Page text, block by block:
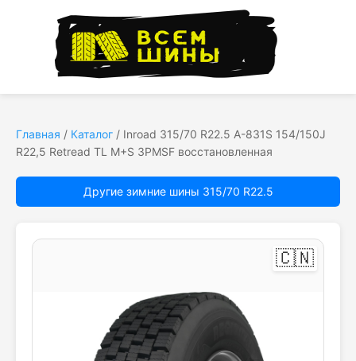
Главная / Каталог / Inroad 315/70 R22.5 A-831S 154/150J
R22,5 Retread TL M+S 3PMSF восстановленная
Другие зимние шины 315/70 R22.5
🇨🇳